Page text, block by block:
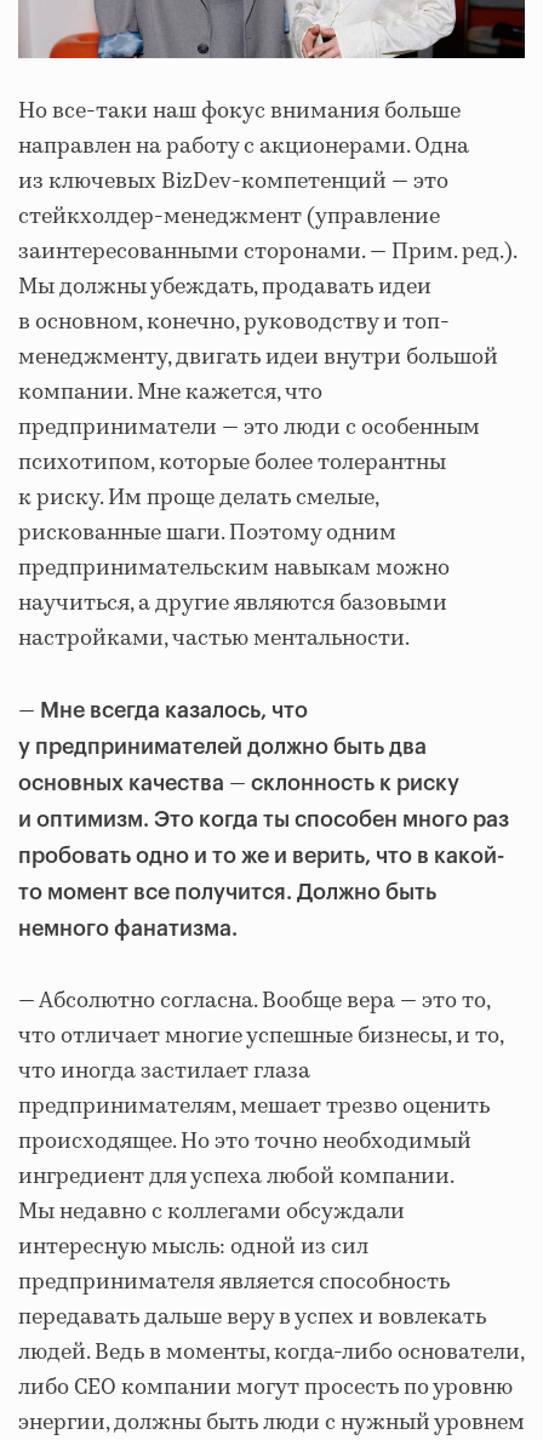
Но все-таки наш фокус внимания больше
направлен на работу с акционерами. Одна
из ключевых BizDev-компетенций — это
стейкхолдер-менеджмент (управление
заинтересованными сторонами. — Прим. ред.).
Мы должны убеждать, продавать идеи
в основном, конечно, руководству и топ-
менеджменту, двигать идеи внутри большой
компании. Мне кажется, что
предприниматели — это люди с особенным
психотипом, которые более толерантны
к риску. Им проще делать смелые,
рискованные шаги. Поэтому одним
предпринимательским навыкам можно
научиться, а другие являются базовыми
настройками, частью ментальности.
— Мне всегда казалось, что
у предпринимателей должно быть два
основных качества — склонность к риску
и оптимизм. Это когда ты способен много раз
пробовать одно и то же и верить, что в какой-
то момент все получится. Должно быть
немного фанатизма.
— Абсолютно согласна. Вообще вера — это то,
что отличает многие успешные бизнесы, и то,
что иногда застилает глаза
предпринимателям, мешает трезво оценить
происходящее. Но это точно необходимый
ингредиент для успеха любой компании.
Мы недавно с коллегами обсуждали
интересную мысль: одной из сил
предпринимателя является способность
передавать дальше веру в успех и вовлекать
людей. Ведь в моменты, когда-либо основатели,
либо CEO компании могут просесть по уровню
энергии, должны быть люди с нужный уровнем